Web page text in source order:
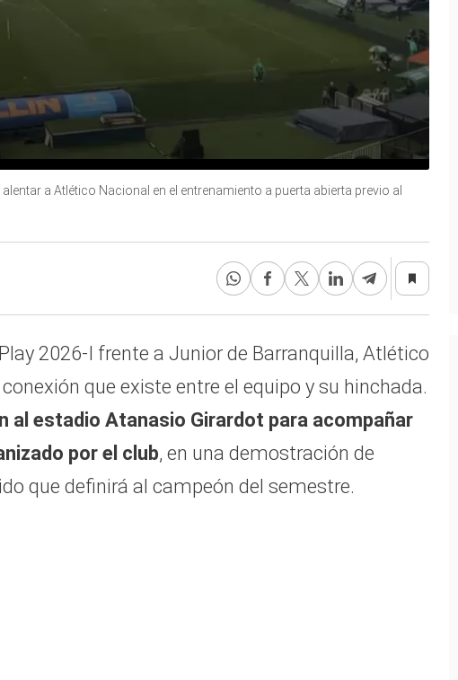
a Atlético Nacional en el entrenamiento a puerta abierta previo al
2026-I frente a Junior de Barranquilla, Atlético
que existe entre el equipo y su hinchada.
al estadio Atanasio Girardot para acompañar
por el club, en una demostración de
que definirá al campeón del semestre.